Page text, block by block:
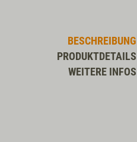
BESCHREIBUNG
PRODUKTDETAILS
WEITERE INFOS